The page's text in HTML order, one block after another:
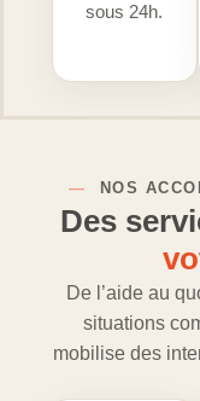
sous 24h.
— NOS
Des
De l’aide au
situations
mobilise des